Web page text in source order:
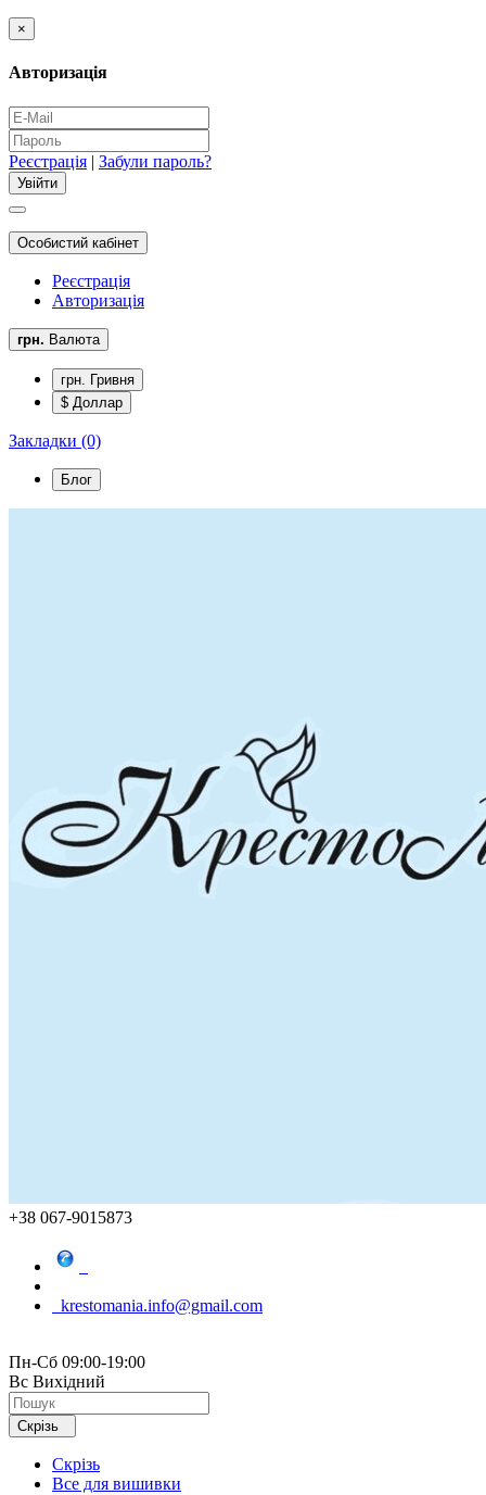
×
Авторизація
Реєстрація | Забули пароль?
Особистий кабінет
Реєстрація
Авторизація
грн. Валюта
грн. Гривня
$ Доллар
Закладки (0)
Блог
+38 067-9015873
krestomania.info@gmail.com
Пн-Сб 09:00-19:00
Вс Вихідний
Скрізь
Скрізь
Все для вишивки